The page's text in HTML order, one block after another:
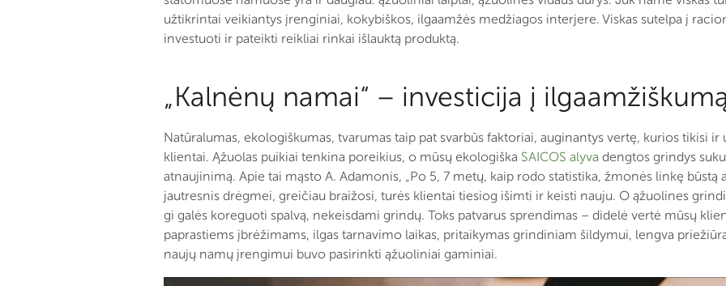
užtikrintai veikiantys įrenginiai, kokybiškos, ilgaamžės medžiagos interjere. Viskas sutelpa į
investuoti ir pateikti reikliai rinkai išlauktą produktą.
„Kalnėnų namai“ – investicija į
Natūralumas, ekologiškumas, tvarumas taip pat svarbūs faktoriai, auginantys vertę, kurios tikisi
klientai. Ąžuolas puikiai tenkina poreikius, o mūsų ekologiška SAICOS alyva dengtos grindys
atnaujinimą. Apie tai mąsto A. Adamonis, „Po 5, 7 metų, kaip rodo statistika, žmonės linkę būstą
jautresnis drėgmei, greičiau braižosi, turės klientai tiesiog išimti ir keisti nauju. O ąžuolines
gi galės koreguoti spalvą, nekeisdami grindų. Toks patvarus sprendimas – didelė vertė mūsų
paprastiems įbrėžimams, ilgas tarnavimo laikas, pritaikymas grindiniam šildymui, lengva
naujų namų įrengimui buvo pasirinkti ąžuoliniai gaminiai.